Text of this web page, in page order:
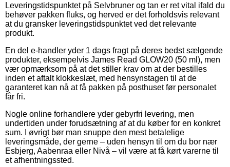
Leveringstidspunktet på Selvbruner og tan er ret vital ifald du
behøver pakken fluks, og herved er det forholdsvis relevant
at du gransker leveringstidspunktet ved det relevante
produkt.
En del e-handler yder 1 dags fragt på deres bedst sælgende
produkter, eksempelvis James Read GLOW20 (50 ml), men
vær opmærksom på at det stiller krav om at der bestilles
inden et aftalt klokkeslæt, med hensynstagen til at de
garanteret kan nå at få pakken på posthuset før personalet
får fri.
Nogle online forhandlere yder gebyrfri levering, men
undertiden under forudsætning af at du køber for en konkret
sum. I øvrigt bør man snuppe den mest betalelige
leveringsmåde, der gerne – uden hensyn til om du bor nær
Esbjerg, Aabenraa eller Nivå – vil være at få kørt varerne til
et afhentningssted.